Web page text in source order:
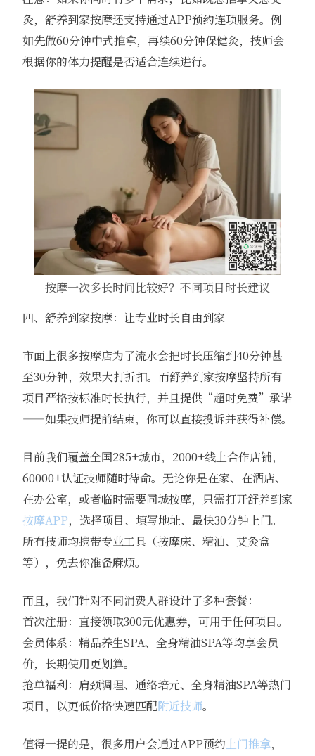
灸，舒养到家按摩还支持通过APP预约连项服务。例
如先做60分钟中式推拿，再续60分钟保健灸，技师会
根据你的体力提醒是否适合连续进行。
按摩一次多长时间比较好？不同项目时长建议
四、舒养到家按摩：让专业时长自由到家
市面上很多按摩店为了流水会把时长压缩到40分钟甚
至30分钟，效果大打折扣。而舒养到家按摩坚持所有
项目严格按标准时长执行，并且提供“超时免费”承诺
——如果技师提前结束，你可以直接投诉并获得补偿。
目前我们覆盖全国285+城市，2000+线上合作店铺，
60000+认证技师随时待命。无论你是在家、在酒店、
在办公室，或者临时需要同城按摩，只需打开舒养到家
按摩APP，选择项目、填写地址、最快30分钟上门。
所有技师均携带专业工具（按摩床、精油、艾灸盒
等），免去你准备麻烦。
而且，我们针对不同消费人群设计了多种套餐：
首次注册：直接领取300元优惠券，可用于任何项目。
会员体系：精品养生SPA、全身精油SPA等均享会员
价，长期使用更划算。
抢单福利：肩颈调理、通络培元、全身精油SPA等热门
项目，以更低价格快速匹配附近技师。
值得一提的是，很多用户会通过APP预约 上门推拿，